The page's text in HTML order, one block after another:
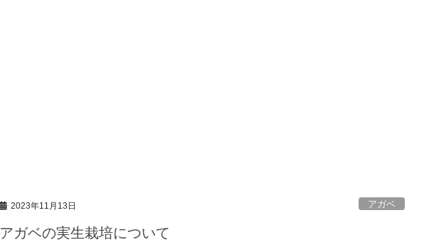
2023年11月13日 アガベ
アガベの実生栽培について